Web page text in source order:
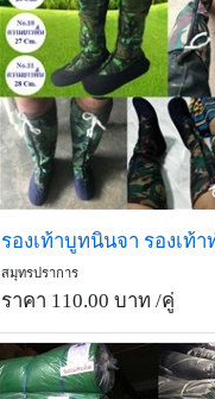
สมุทรปราการ
ราคา 110.00 บาท /คู่